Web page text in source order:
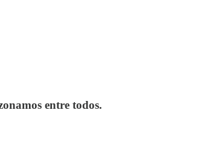
entre todos.